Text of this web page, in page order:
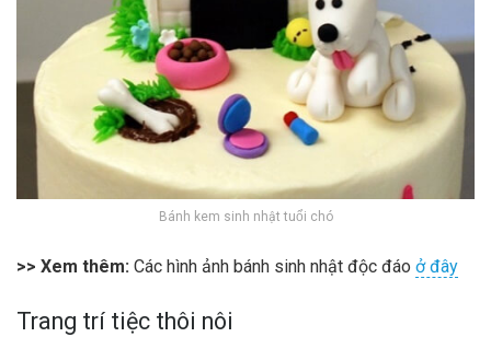
Bánh kem sinh nhật tuổi chó
>> Xem thêm: Các hình ảnh bánh sinh nhật độc đáo ở đây
Trang trí tiệc thôi nôi